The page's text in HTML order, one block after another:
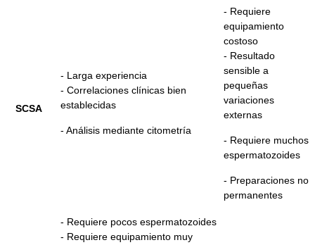
SCSA
- Larga experiencia
- Correlaciones clínicas bien
establecidas
- Análisis mediante citometría
- Requiere
equipamiento
costoso
- Resultado
sensible a
pequeñas
variaciones
externas
- Requiere muchos
espermatozoides
- Preparaciones no
permanentes
- Requiere pocos espermatozoides
- Requiere equipamiento muy